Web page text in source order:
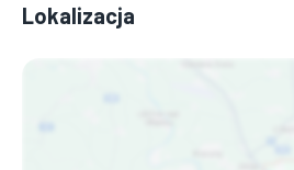
Lokalizacja